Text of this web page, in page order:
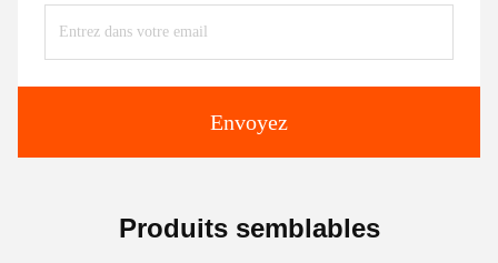
Envoyez
Produits semblables